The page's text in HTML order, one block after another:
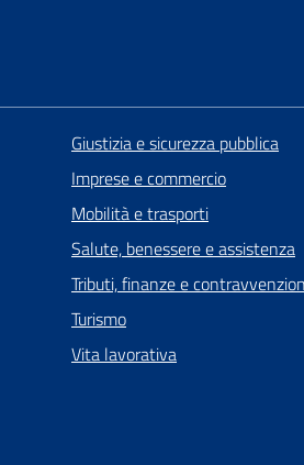
Giustizia e sicurezza pubblica
Imprese e commercio
Mobilità e trasporti
Salute, benessere e assistenza
Tributi, finanze e
Turismo
Vita lavorativa